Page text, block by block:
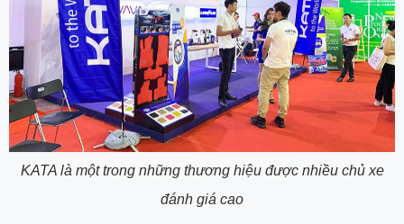
KATA là một trong những thương hiệu được nhiều chủ xe
đánh giá cao